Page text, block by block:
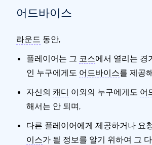
어드바이스
라운드 동안,
플레이어는 그 코스에서 열리는 경
인 누구에게도 어드바이스를 제공
자신의 캐디 이외의 누구에게도 어
해서는 안 되며,
다른 플레이어에게 제공하거나 요
이스가 될 정보를 알기 위하여 그